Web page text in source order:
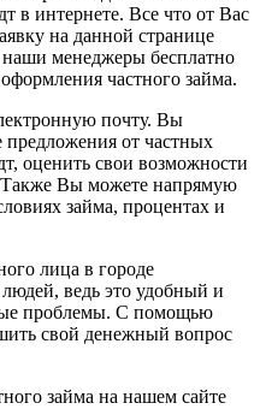
в интернете. Все что от Вас
на данной странице
менеджеры бесплатно
частного займа.
почту. Вы
предложения от частных
оценить свои возможности
Также Вы можете напрямую
займа, процентах и
лица в городе
ведь это удобный и
проблемы. С помощью
свой денежный вопрос
займа на нашем сайте